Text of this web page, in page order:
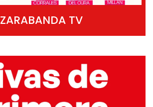
ZARABANDA TV